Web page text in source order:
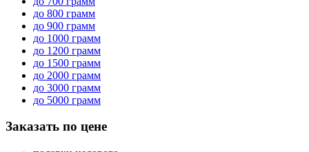
до 800 грамм
до 900 грамм
до 1000 грамм
до 1200 грамм
до 1500 грамм
до 2000 грамм
до 3000 грамм
до 5000 грамм
Заказать по цене